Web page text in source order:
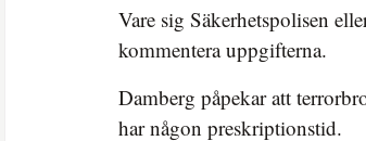
Vare sig Säkerhetspolisen
kommentera uppgifterna.
Damberg påpekar att
har någon preskriptionstid.